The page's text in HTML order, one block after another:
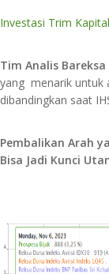
Investasi Trim
Tim Analis Bareksa
yang menarik untuk
dibandingkan saat
Pembalikan Arah
Bisa Jadi Kunci